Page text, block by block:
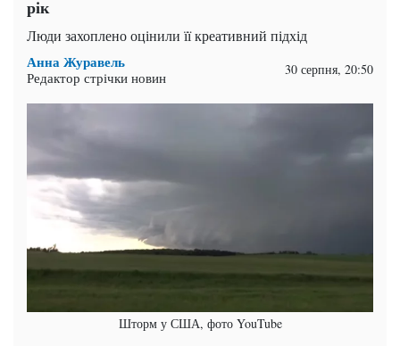
рік
Люди захоплено оцінили її креативний підхід
Анна Журавель
Редактор стрічки новин 30 серпня, 20:50
Шторм у США, фото YouTube